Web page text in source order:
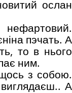
ослан
нефартовий.
пэчать. А
то в нього
ним.
з собою.
А